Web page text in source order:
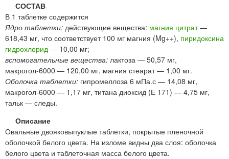
СОСТАВ
В 1 таблетке содержится
Ядро таблетки: действующие вещества: магния цитрат—
618,43 мг, что соответствует 100 мг магния (Mg++), пиридоксина
гидрохлорид — 10,00 мг;
вспомогательные вещества: лактоза — 50,57 мг,
макрогол-6000 — 120,00 мг, магния стеарат — 1,00 мг.
Оболочка таблетки: гипромеллоза 6 мПа.с — 14,08 мг,
макрогол-6000 — 1,17 мг, титана диоксид (Е 171) — 4,75 мг,
тальк — следы.
Описание
Овальные двояковыпуклые таблетки, покрытые пленочной
оболочкой белого цвета. На изломе видны два слоя: оболочка
белого цвета и таблеточная масса белого цвета.